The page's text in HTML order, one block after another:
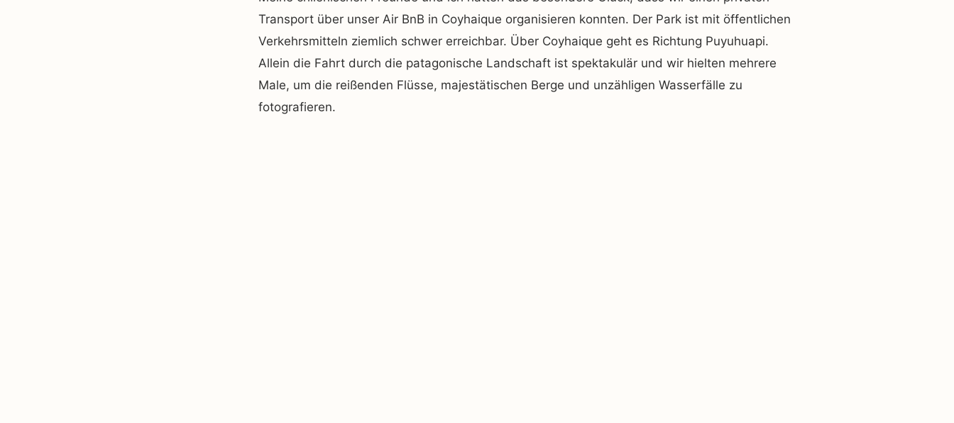
Transport über unser Air BnB in Coyhaique organisieren konnten. Der Park ist mit öffentlichen
Verkehrsmitteln ziemlich schwer erreichbar. Über Coyhaique geht es Richtung Puyuhuapi.
Allein die Fahrt durch die patagonische Landschaft ist spektakulär und wir hielten mehrere
Male, um die reißenden Flüsse, majestätischen Berge und unzähligen Wasserfälle zu
fotografieren.